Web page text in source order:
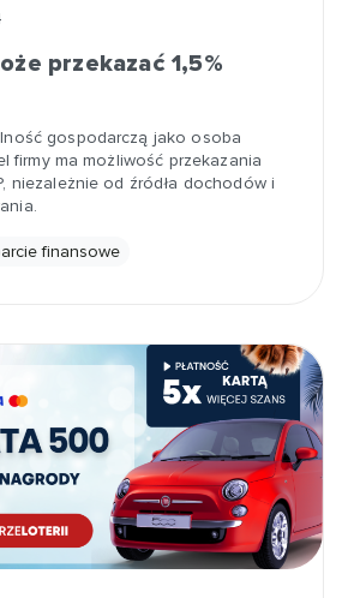
przekazać 1,5%
gospodarczą jako osoba
firmy ma możliwość przekazania
niezależnie od źródła dochodów i
finansowe